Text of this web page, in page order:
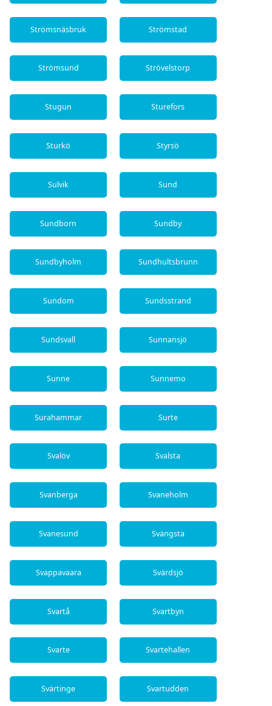
Strömsnäsbruk Strömstad
Strömsund Strövelstorp
Stugun Sturefors
Sturkö Styrsö
Sulvik Sund
Sundborn Sundby
Sundbyholm Sundhultsbrunn
Sundom Sundsstrand
Sundsvall Sunnansjö
Sunne Sunnemo
Surahammar Surte
Svalöv Svalsta
Svanberga Svaneholm
Svanesund Svängsta
Svappavaara Svärdsjö
Svartå Svartbyn
Svarte Svartehallen
Svärtinge Svartudden